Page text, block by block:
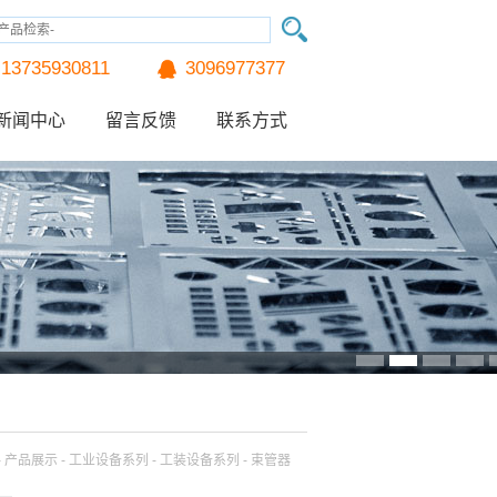
闻中心 留言反馈 联系方式
13735930811 3096977377
产品展示 - 工业设备系列 - 工装设备系列 - 束管器